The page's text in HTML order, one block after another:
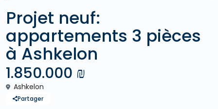
Projet neuf:
appartements 3 pièces
à Ashkelon
1.850.000 ₪
Ashkelon
Partager